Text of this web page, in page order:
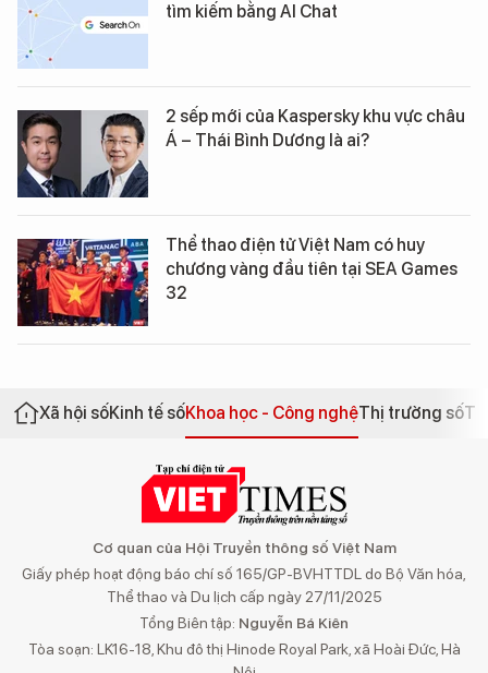
tìm kiếm bằng AI Chat
2 sếp mới của Kaspersky khu vực châu
Á – Thái Bình Dương là ai?
Thể thao điện tử Việt Nam có huy
chương vàng đầu tiên tại SEA Games
32
Xã hội sốKinh tế sốKhoa học - Công nghệThị trường số
Cơ quan của Hội Truyền thông số Việt Nam
Giấy phép hoạt động báo chí số 165/GP-BVHTTDL do Bộ Văn hóa,
Thể thao và Du lịch cấp ngày 27/11/2025
Tổng Biên tập: Nguyễn Bá Kiên
Tòa soạn: LK16-18, Khu đô thị Hinode Royal Park, xã Hoài Đức, Hà